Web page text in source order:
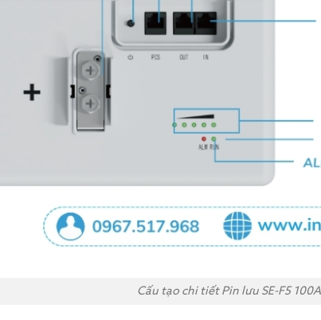
Cấu tạo chi tiết Pin lưu SE-F5